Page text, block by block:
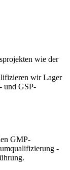
wie der
wir Lager
und GSP-
GMP-
-